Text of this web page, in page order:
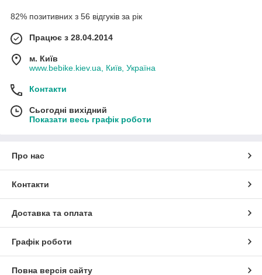
82% позитивних з 56 відгуків за рік
Працює з 28.04.2014
м. Київ
www.bebike.kiev.ua, Київ, Україна
Контакти
Сьогодні вихідний
Показати весь графік роботи
Про нас
Контакти
Доставка та оплата
Графік роботи
Повна версія сайту